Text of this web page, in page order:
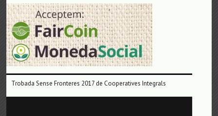
Trobada Sense Fronteres 2017 de Cooperatives Integrals